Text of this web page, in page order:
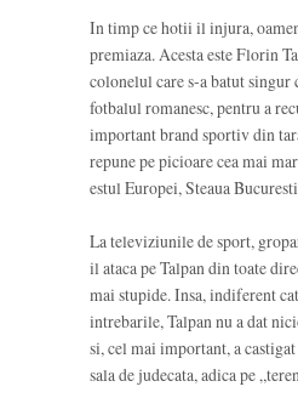
In timp ce hotii il injura,
premiaza. Acesta este Florin
colonelul care s-a batut singur
fotbalul romanesc, pentru a
important brand sportiv din
repune pe picioare cea mai
estul Europei, Steaua
La televiziunile de sport,
il ataca pe Talpan din toate
mai stupide. Insa, indiferent
intrebarile, Talpan nu a dat
si, cel mai important, a
sala de judecata, adica pe